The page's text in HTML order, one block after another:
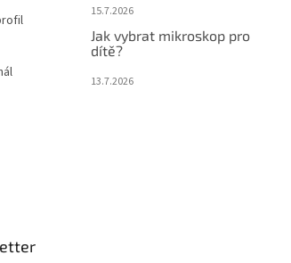
15.7.2026
Jak vybrat mikroskop pro
dítě?
13.7.2026